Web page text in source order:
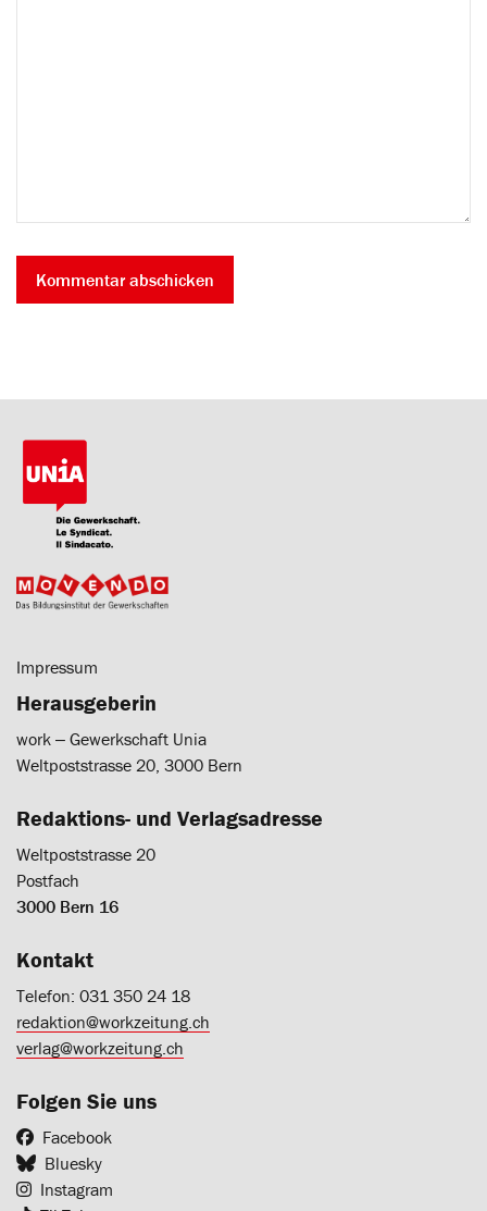
Impressum
Herausgeberin
work ‒ Gewerkschaft Unia
Weltpoststrasse 20, 3000 Bern
Redaktions- und Verlagsadresse
Weltpoststrasse 20
Postfach
3000 Bern 16
Kontakt
Telefon: 031 350 24 18
redaktion@workzeitung.ch
verlag@workzeitung.ch
Folgen Sie uns
Facebook
Bluesky
Instagram